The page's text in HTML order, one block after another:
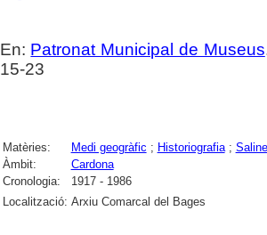
En: Patronat Municipal de Museus
15-23
Matèries: Medi geogràfic ; Historiografia;
Àmbit:
Cardona
Cronologia:
1917 - 1986
Localització: Arxiu Comarcal del Bages